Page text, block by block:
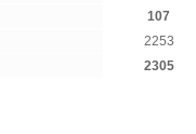
107
2253
2305